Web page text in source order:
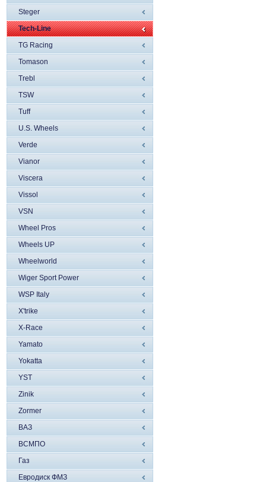
Steger
Tech-Line
TG Racing
Tomason
Trebl
TSW
Tuff
U.S. Wheels
Verde
Vianor
Viscera
Vissol
VSN
Wheel Pros
Wheels UP
Wheelworld
Wiger Sport Power
WSP Italy
X'trike
X-Race
Yamato
Yokatta
YST
Zinik
Zormer
ВАЗ
ВСМПО
Газ
Евродиск ФМЗ